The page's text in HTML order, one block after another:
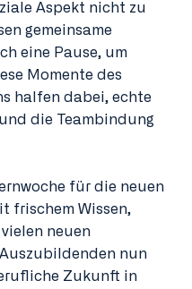
Aspekt nicht zu
gemeinsame
eine Pause, um
Momente des
halfen dabei, echte
die Teambindung
für die neuen
frischem Wissen,
neuen
nun
Zukunft in